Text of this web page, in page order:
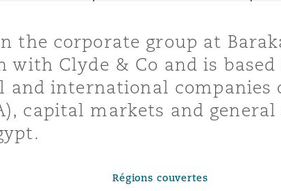
the corporate group at
with Clyde & Co and is
and international companies
capital markets and
Régions couvertes